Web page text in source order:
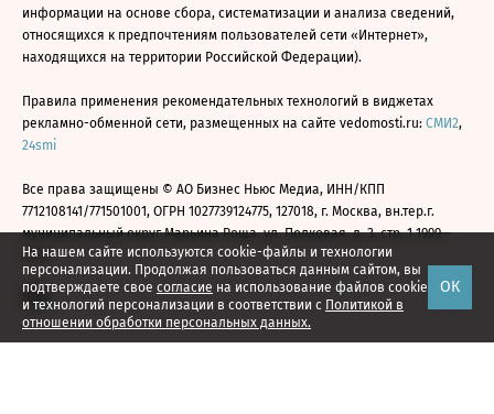
На нашем сайте используются cookie-файлы и технологии
персонализации. Продолжая пользоваться данным сайтом, вы
подтверждаете свое согласие на использование файлов cookie
и технологий персонализации в соответствии с Политикой в
отношении обработки персональных данных.
ОК
информации на основе сбора, систематизации и анализа сведений,
относящихся к предпочтениям пользователей сети «Интернет»,
находящихся на территории Российской Федерации).
Правила применения рекомендательных технологий в виджетах
рекламно-обменной сети, размещенных на сайте vedomosti.ru: СМИ2,
24smi
Все права защищены © АО Бизнес Ньюс Медиа, ИНН/КПП
7712108141/771501001, ОГРН 1027739124775, 127018, г. Москва, вн.тер.г.
муниципальный округ Марьина Роща, ул. Полковая, д. 3, стр. 1 1999—
2026